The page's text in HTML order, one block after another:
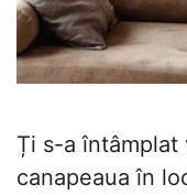
Ți s-a întâmplat
canapeaua în